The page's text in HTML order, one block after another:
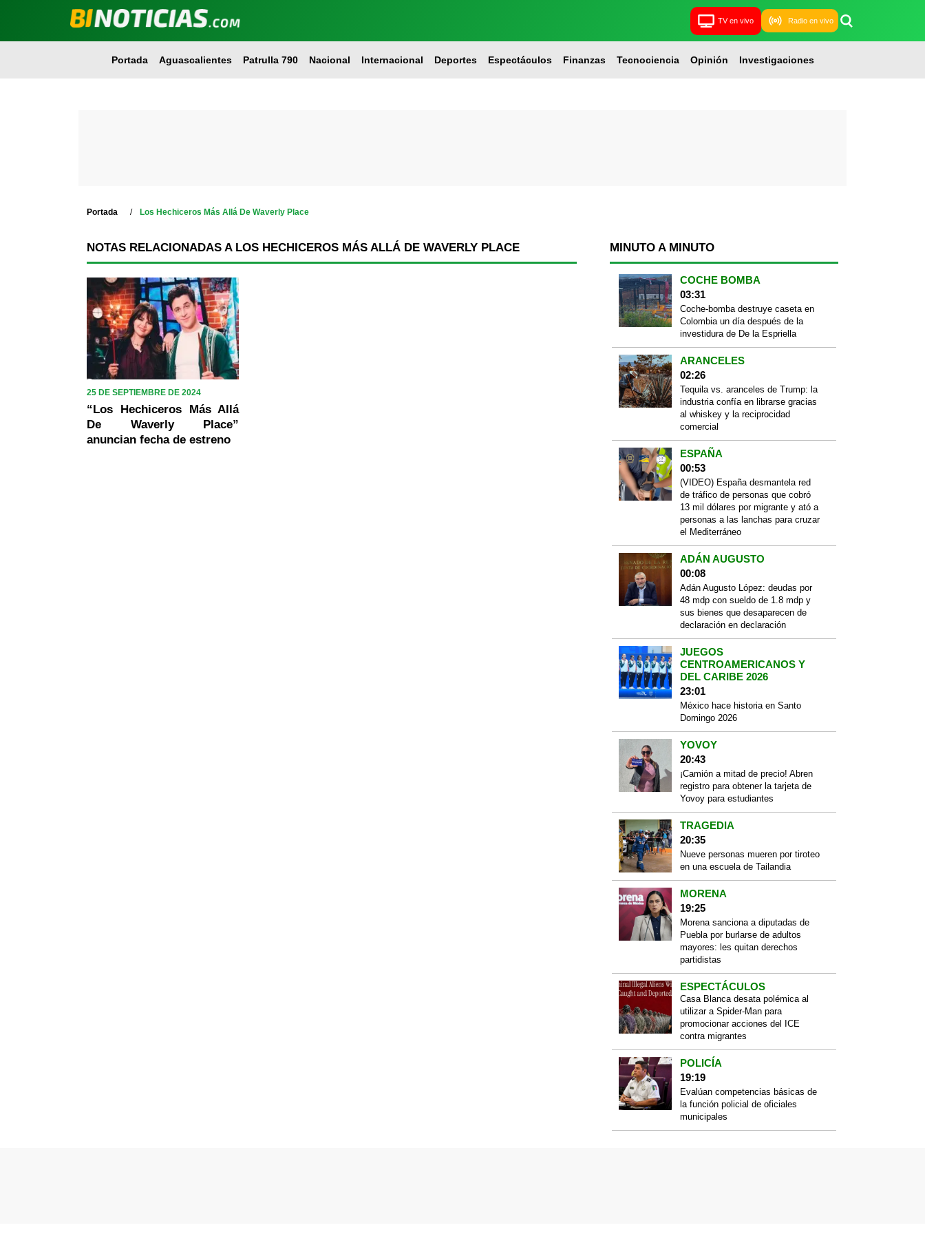
TV en vivo Radio en vivo
Portada Aguascalientes Patrulla 790 Nacional Internacional Deportes Espectáculos Finanzas Tecnociencia Opinión Investigaciones
Portada Los Hechiceros Más Allá De Waverly Place
NOTAS RELACIONADAS A LOS HECHICEROS MÁS ALLÁ DE WAVERLY PLACE
25 DE SEPTIEMBRE DE 2024
“Los Hechiceros Más Allá
De Waverly Place”
anuncian fecha de estreno
MINUTO A MINUTO
COCHE BOMBA
03:31
Coche-bomba destruye caseta en
Colombia un día después de la
investidura de De la Espriella
ARANCELES
02:26
Tequila vs. aranceles de Trump: la
industria confía en librarse gracias
al whiskey y la reciprocidad
comercial
ESPAÑA
00:53
(VIDEO) España desmantela red
de tráfico de personas que cobró
13 mil dólares por migrante y ató a
personas a las lanchas para cruzar
el Mediterráneo
ADÁN AUGUSTO
00:08
Adán Augusto López: deudas por
48 mdp con sueldo de 1.8 mdp y
sus bienes que desaparecen de
declaración en declaración
JUEGOS
CENTROAMERICANOS Y
DEL CARIBE 2026
23:01
México hace historia en Santo
Domingo 2026
YOVOY
20:43
¡Camión a mitad de precio! Abren
registro para obtener la tarjeta de
Yovoy para estudiantes
TRAGEDIA
20:35
Nueve personas mueren por tiroteo
en una escuela de Tailandia
MORENA
19:25
Morena sanciona a diputadas de
Puebla por burlarse de adultos
mayores: les quitan derechos
partidistas
ESPECTÁCULOS
Casa Blanca desata polémica al
utilizar a Spider-Man para
promocionar acciones del ICE
contra migrantes
POLICÍA
19:19
Evalúan competencias básicas de
la función policial de oficiales
municipales